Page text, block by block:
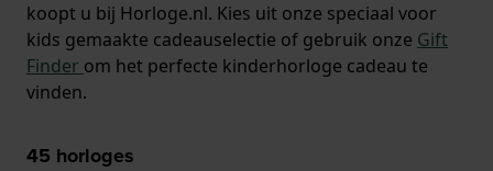
koopt u bij Horloge.nl. Kies uit onze speciaal voor
kids gemaakte cadeauselectie of gebruik onze Gift
Finder om het perfecte kinderhorloge cadeau te
vinden.
45 horloges